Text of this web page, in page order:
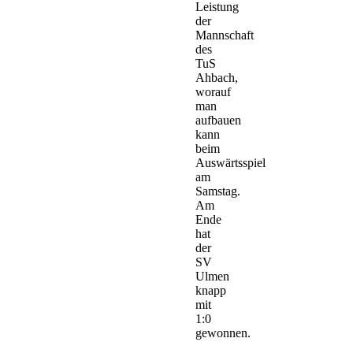
Leistung
der
Mannschaft
des
TuS
Ahbach,
worauf
man
aufbauen
kann
beim
Auswärtsspiel
am
Samstag.
Am
Ende
hat
der
SV
Ulmen
knapp
mit
1:0
gewonnen.